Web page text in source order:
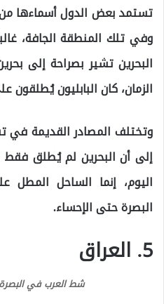
تستمد بعض الدول أسماءها من
وفي تلك المنطقة الجافة،
البحرين تشير بصراحة إلى
الزمان، كان البابليون يُطلقون
وتختلف المصادر القديمة في
إلى أن البحرين لم يُطلق
اليوم، إنما الساحل المطل
البصرة حتى الإحساء.
5. العراق
شط العرب في